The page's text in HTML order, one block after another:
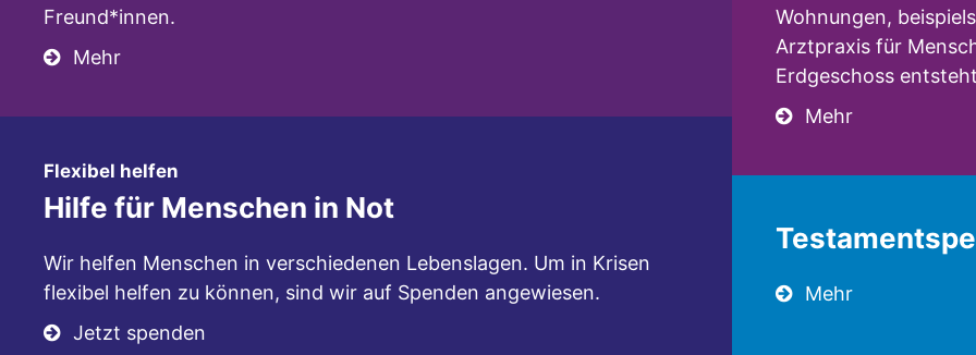
Wohnungen,
Arztpraxis für
Erdgeschoss
Mehr
Mehr
Freund*innen.
Mehr
Flexibel helfen
Hilfe für Menschen in Not
Wir helfen Menschen in verschiedenen Lebenslagen. Um in Krisen
flexibel helfen zu können, sind wir auf Spenden angewiesen.
Jetzt spenden